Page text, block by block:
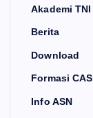
Akademi TNI
Berita
Download
Formasi
Info ASN